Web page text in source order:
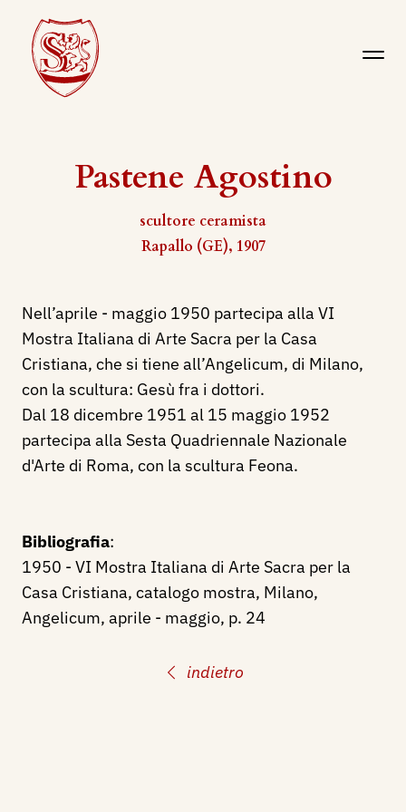
Pastene Agostino
scultore ceramista
Rapallo (GE), 1907
indietro
Nell’aprile - maggio 1950 partecipa alla VI
Mostra Italiana di Arte Sacra per la Casa
Cristiana, che si tiene all’Angelicum, di Milano,
con la scultura: Gesù fra i dottori.
Dal 18 dicembre 1951 al 15 maggio 1952
partecipa alla Sesta Quadriennale Nazionale
d'Arte di Roma, con la scultura Feona.
Bibliografia:
1950 - VI Mostra Italiana di Arte Sacra per la
Casa Cristiana, catalogo mostra, Milano,
Angelicum, aprile - maggio, p. 24